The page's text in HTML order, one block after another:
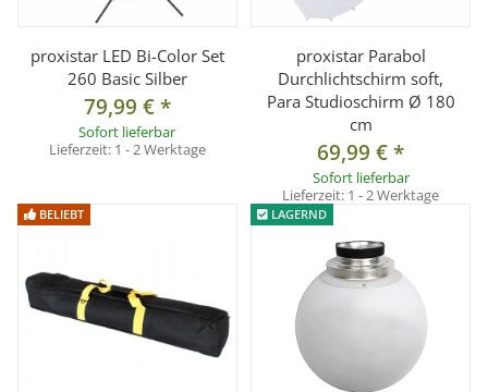
proxistar LED Bi-Color Set
260 Basic Silber
79,99 €*
Sofort lieferbar
Lieferzeit: 1 - 2 Werktage
proxistar Parabol
Durchlichtschirm soft,
Para Studioschirm Ø 180
cm
69,99 €*
Sofort lieferbar
Lieferzeit: 1 - 2 Werktage
BELIEBT LAGERND